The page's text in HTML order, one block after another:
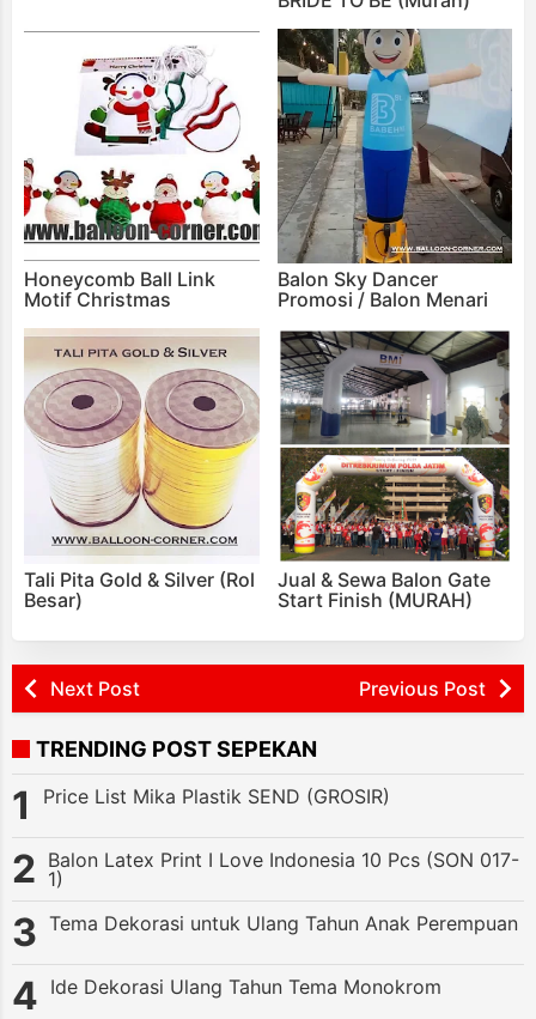
Honeycomb Ball Link
Motif Christmas
Balon Sky Dancer
Promosi / Balon Menari
Tali Pita Gold & Silver (Rol
Besar)
Jual & Sewa Balon Gate
Start Finish (MURAH)
Next Post Previous Post
TRENDING POST SEPEKAN
Price List Mika Plastik SEND (GROSIR)
Balon Latex Print I Love Indonesia 10 Pcs (SON 017-
1)
Tema Dekorasi untuk Ulang Tahun Anak Perempuan
Ide Dekorasi Ulang Tahun Tema Monokrom